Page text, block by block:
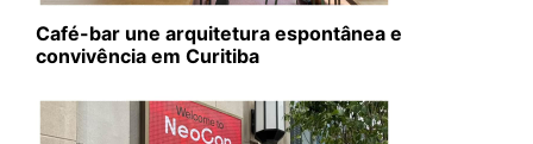
Café-bar une arquitetura espontânea e
convivência em Curitiba